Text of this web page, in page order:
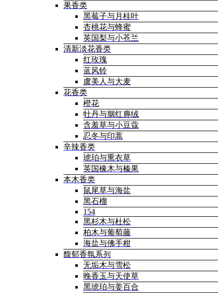
果香类
黑莓子与月桂叶
杏桃花与蜂蜜
英国梨与小苍兰
清新淡花香类
红玫瑰
蓝风铃
虞美人与大麦
花香类
橙花
牡丹与胭红麂绒
含羞草与小豆蔻
忍冬与印蒿
辛辣香类
琥珀与熏衣草
英国橡木与榛果
本木香类
鼠尾草与海盐
黑石榴
154
黑杉木与杜松
柏木与葡萄藤
海盐与佛手柑
馥郁香氛系列
无垢木与雪松
晚香玉与天使草
黑琥珀与姜百合